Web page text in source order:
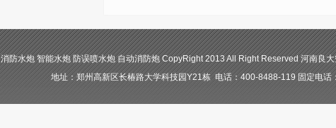
消防水炮 智能水炮 防误喷水炮 自动消防炮 CopyRight 2013 All Right Reserved 河南良
地址：郑州高新区长椿路大学科技园Y21栋 电话：400-8488-119 固定电